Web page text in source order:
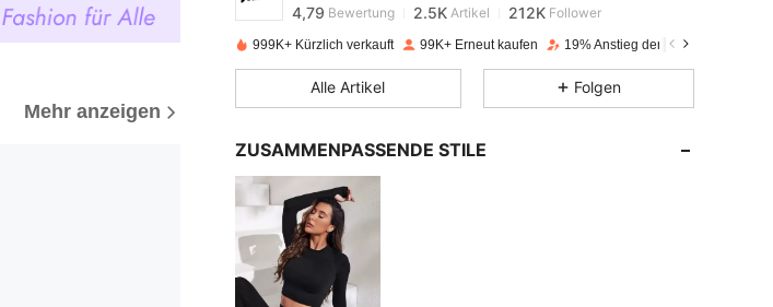
Mehr anzeigen
4,79 Bewertung 2.5K Artikel 212K Follower
4,79
4,79 2.5K
4,79
999K+ Kürzlich verkauft 99K+ Erneut kaufen 19% Anstieg der Follower
Alle Artikel Folgen
ZUSAMMENPASSENDE STILE